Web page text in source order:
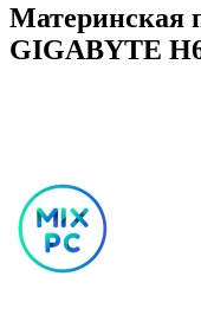
Материнская
GIGABYTE